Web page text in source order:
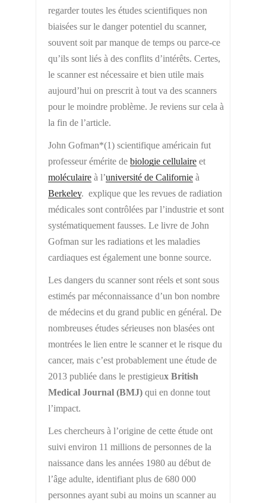
regarder toutes les études scientifiques non
biaisées sur le danger potentiel du scanner,
souvent soit par manque de temps ou parce-ce
qu’ils sont liés à des conflits d’intérêts. Certes,
le scanner est nécessaire et bien utile mais
aujourd’hui on prescrit à tout va des scanners
pour le moindre problème. Je reviens sur cela à
la fin de l’article.
John Gofman*(1) scientifique américain fut
professeur émérite de biologie cellulaireet
moléculaireà l’université de Californieà
Berkeley. explique que les revues de radiation
médicales sont contrôlées par l’industrie et sont
systématiquement fausses. Le livre de John
Gofman sur les radiations et les maladies
cardiaques est également une bonne source.
Les dangers du scanner sont réels et sont sous
estimés par méconnaissance d’un bon nombre
de médecins et du grand public en général. De
nombreuses études sérieuses non blasées ont
montrées le lien entre le scanner et le risque du
cancer, mais c’est probablement une étude de
2013 publiée dans le prestigieux British
Medical Journal (BMJ) qui en donne tout
l’impact.
Les chercheurs à l’origine de cette étude ont
suivi environ 11 millions de personnes de la
naissance dans les années 1980 au début de
l’âge adulte, identifiant plus de 680 000
personnes ayant subi au moins un scanner au